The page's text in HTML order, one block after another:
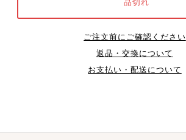
ご注文前にご確認ください
返品・交換について
お支払い・配送について